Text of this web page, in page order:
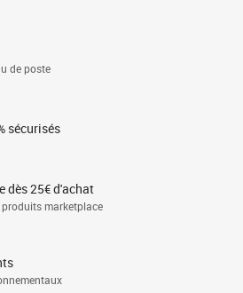
de poste
sécurisés
dès 25€ d'achat
marketplace